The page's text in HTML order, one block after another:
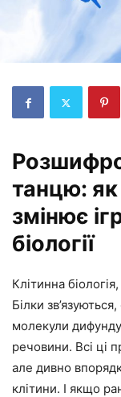
танцю:
змінює
біології
Клітинна
Білки
молекули
речовини. Всі ці
але дивно
клітини. І якщо